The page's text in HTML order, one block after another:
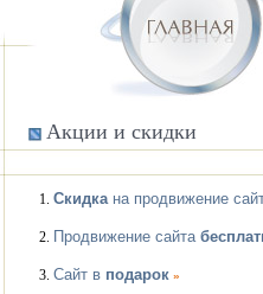
Акции и скидки
1. Скидкана продвижение
2. Продвижение сайта
3. Сайт в подарок »